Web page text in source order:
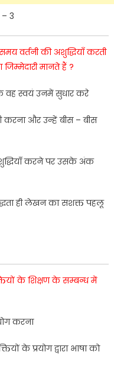
3
वर्तनीकी अशुद्धियाँकरती
जिम्मेदारीमानतेहैं ?
वहस्वयंउनमेंसुधारकरे
करना औरउन्हेंबीस –बीस
करने परउसके अंक
हीलेखनकासशक्तपहलू
केशिक्षणकेसम्बन्ध में
करना
केप्रयोगद्वारा भाषाको